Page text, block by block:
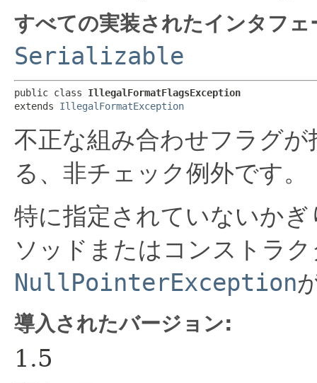
すべての実装されたインタフ
Serializable
public class IllegalFormatFlagsException
extends IllegalFormatException
不正な組み合わせフラグ
る、非チェック例外です。
特に指定されていないかぎ
ソッドまたはコンストラ
NullPointerException
導入されたバージョン:
1.5